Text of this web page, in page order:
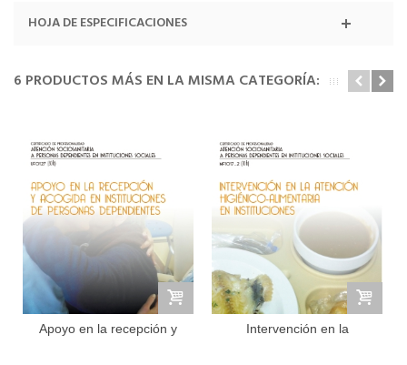
HOJA DE ESPECIFICACIONES
6 PRODUCTOS MÁS EN LA MISMA CATEGORÍA:
Apoyo en la recepción y
Intervención en la